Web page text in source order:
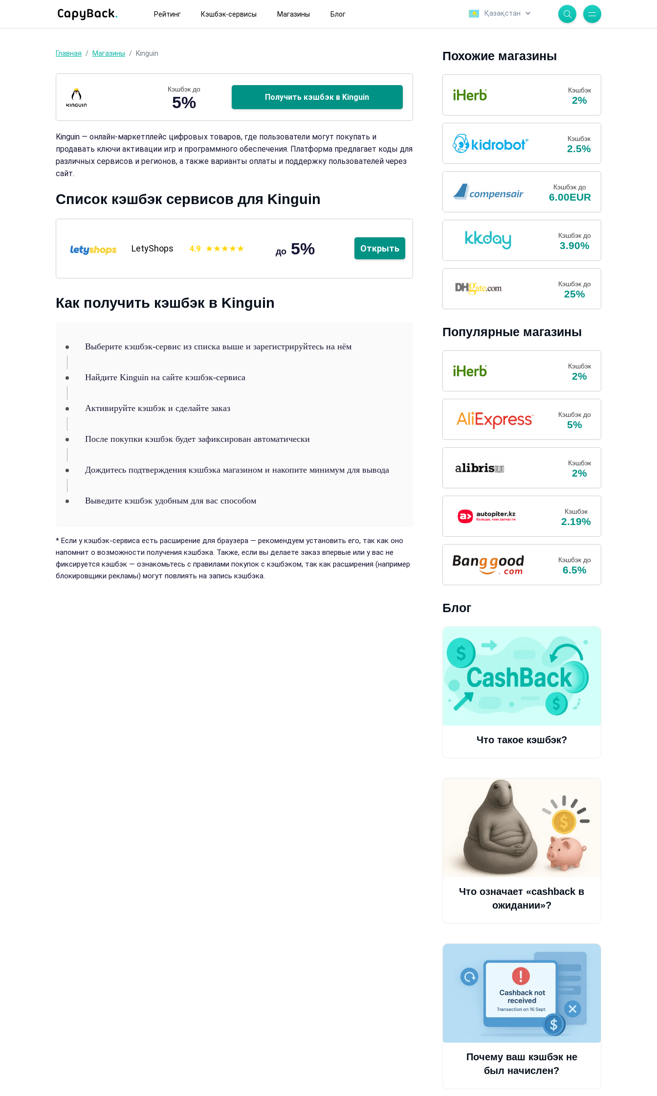
Рейтинг Кэшбэк-сервисы Магазины Блог
Главная Магазины Kinguin
Кэшбэк до
5% Получить кэшбэк в Kinguin
Kinguin — онлайн‑маркетплейс цифровых товаров, где пользователи могут покупать и
продавать ключи активации игр и программного обеспечения. Платформа предлагает коды для
различных сервисов и регионов, а также варианты оплаты и поддержку пользователей через
сайт.
Список кэшбэк сервисов для Kinguin
LetyShops 4.9 до 5% Открыть
Как получить кэшбэк в Kinguin
Выберите кэшбэк-сервис из списка выше и зарегистрируйтесь на нём
Найдите Kinguin на сайте кэшбэк-сервиса
Активируйте кэшбэк и сделайте заказ
После покупки кэшбэк будет зафиксирован автоматически
Дождитесь подтверждения кэшбэка магазином и накопите минимум для вывода
Выведите кэшбэк удобным для вас способом
* Если у кэшбэк-сервиса есть расширение для браузера — рекомендуем установить его, так как оно
напомнит о возможности получения кэшбэка. Также, если вы делаете заказ впервые или у вас не
фиксируется кэшбэк — ознакомьтесь с правилами покупок с кэшбэком, так как расширения (например
блокировщики рекламы) могут повлиять на запись кэшбэка.
Похожие магазины
Кэшбэк
2%
Кэшбэк
2.5%
Кэшбэк до
6.00EUR
Кэшбэк до
3.90%
Кэшбэк до
25%
Популярные магазины
Кэшбэк
2%
Кэшбэк до
5%
Кэшбэк
2%
Кэшбэк
2.19%
Кэшбэк до
6.5%
Блог
Что такое кэшбэк?
Что означает «cashback в
ожидании»?
Почему ваш кэшбэк не
был начислен?